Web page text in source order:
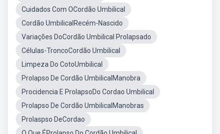
Cuidados Com OCordão Umbilical
Cordão UmbilicalRecém-Nascido
Variações DoCordão Umbilical Prolapsado
Células-TroncoCordão Umbilical
Limpeza Do CotoUmbilical
Prolapso De Cordão UmbilicalManobra
Procidencia E ProlapsoDo Cordao Umbilical
Prolapso De Cordão UmbilicalManobras
Prolaspso DeCordao